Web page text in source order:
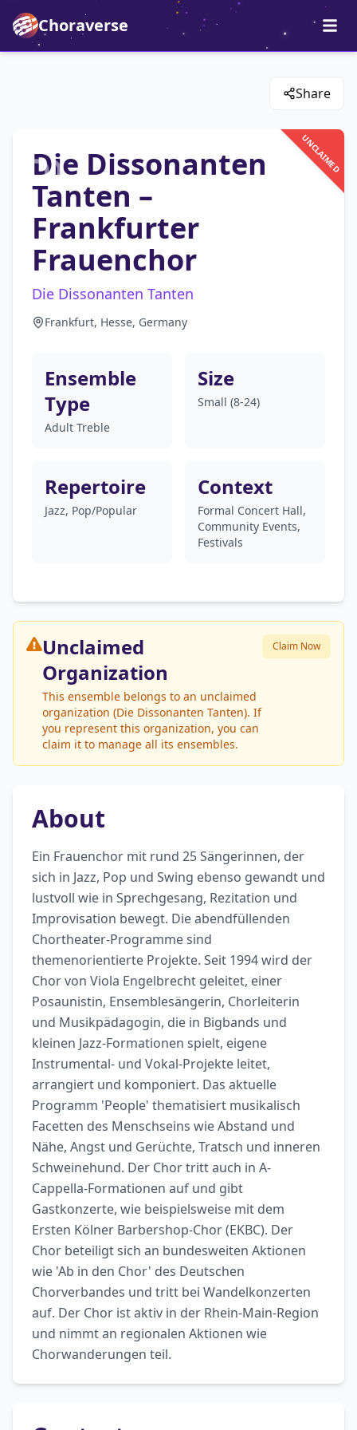
Choraverse
Share
UNCLAIMED
Die Dissonanten
Tanten –
Frankfurter
Frauenchor
Die Dissonanten Tanten
Frankfurt, Hesse, Germany
Ensemble
Type
Adult Treble
Size
Small (8-24)
Repertoire
Jazz, Pop/Popular
Context
Formal Concert Hall,
Community Events,
Festivals
Unclaimed
Organization
This ensemble belongs to an unclaimed
organization (Die Dissonanten Tanten). If
you represent this organization, you can
claim it to manage all its ensembles.
Claim Now
About
Ein Frauenchor mit rund 25 Sängerinnen, der
sich in Jazz, Pop und Swing ebenso gewandt und
lustvoll wie in Sprechgesang, Rezitation und
Improvisation bewegt. Die abendfüllenden
Chortheater-Programme sind
themenorientierte Projekte. Seit 1994 wird der
Chor von Viola Engelbrecht geleitet, einer
Posaunistin, Ensemblesängerin, Chorleiterin
und Musikpädagogin, die in Bigbands und
kleinen Jazz-Formationen spielt, eigene
Instrumental- und Vokal-Projekte leitet,
arrangiert und komponiert. Das aktuelle
Programm 'People' thematisiert musikalisch
Facetten des Menschseins wie Abstand und
Nähe, Angst und Gerüchte, Tratsch und inneren
Schweinehund. Der Chor tritt auch in A-
Cappella-Formationen auf und gibt
Gastkonzerte, wie beispielsweise mit dem
Ersten Kölner Barbershop-Chor (EKBC). Der
Chor beteiligt sich an bundesweiten Aktionen
wie 'Ab in den Chor' des Deutschen
Chorverbandes und tritt bei Wandelkonzerten
auf. Der Chor ist aktiv in der Rhein-Main-Region
und nimmt an regionalen Aktionen wie
Chorwanderungen teil.